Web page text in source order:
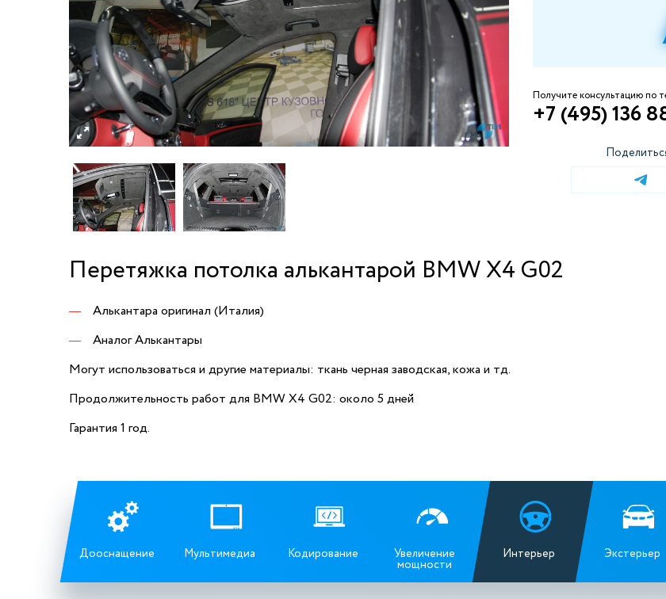
Получите консультацию по
+7 (495) 136
Перетяжка потолка алькантарой BMW X4 G02
Алькантара оригинал (Италия)
Аналог Алькантары
Могут использоваться и другие материалы: ткань черная заводская, кожа и тд.
Продолжительность работ для BMW X4 G02: около 5 дней
Гарантия 1 год.
Дооснащение Мультимедиа Кодирование Увеличение
мощности
Интерьер Экстерьер